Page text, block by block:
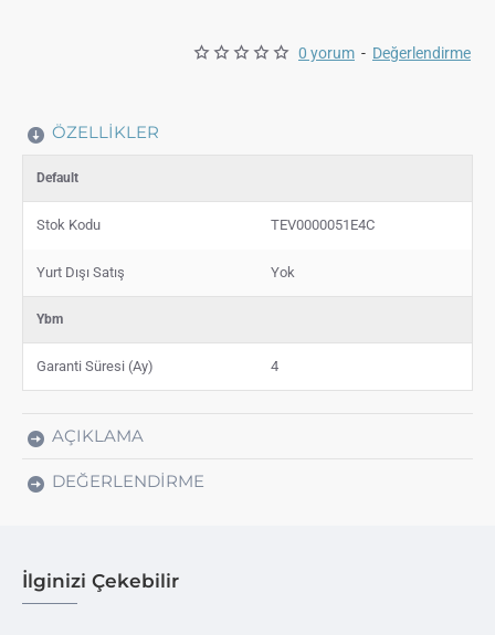
0 yorum - Değerlendirme
ÖZELLIKLER
Default
Stok Kodu TEV0000051E4C
Yurt Dışı Satış Yok
Ybm
Garanti Süresi (Ay) 4
AÇIKLAMA
DEĞERLENDIRME
İlginizi Çekebilir